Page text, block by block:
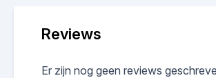
Reviews
Er zijn nog geen reviews